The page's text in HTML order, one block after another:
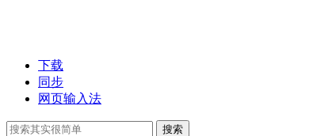
下载
同步
网页输入法
搜索